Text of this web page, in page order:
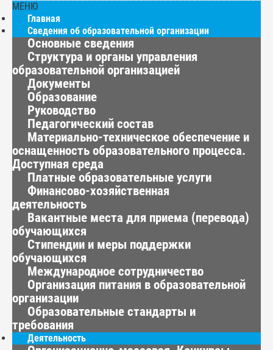
МЕНЮ
Главная
Сведения об образовательной организации
Основные сведения
Структура и органы управления
образовательной организацией
Документы
Образование
Руководство
Педагогический состав
Материально-техническое обеспечение и
оснащенность образовательного процесса.
Доступная среда
Платные образовательные услуги
Финансово-хозяйственная
деятельность
Вакантные места для приема (перевода)
обучающихся
Стипендии и меры поддержки
обучающихся
Международное сотрудничество
Организация питания в образовательной
организации
Образовательные стандарты и
требования
Деятельность